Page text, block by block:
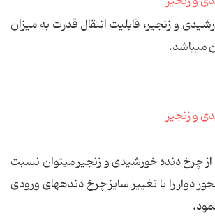
و زنجیر، قابلیت انتقال قدرت به میزان
می‏باشد.
از چرخ دنده خورشیدی و زنجیر می‏توان نسبت
دوار را با تغییر سایز چرخ دنده‏های ورودی